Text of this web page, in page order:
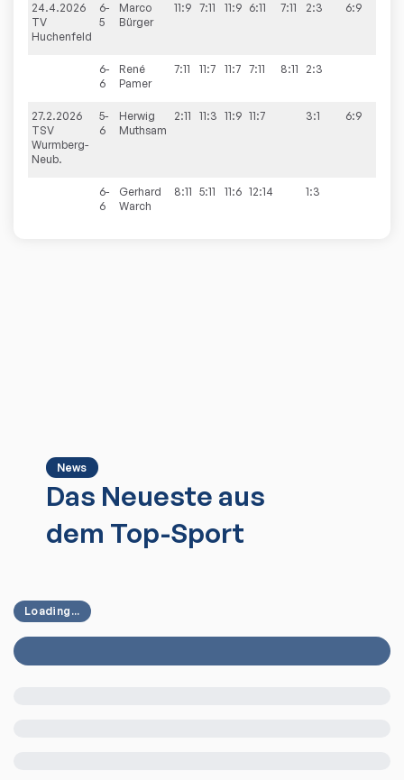
24.4.2026
TV
Huchenfeld
6-
5
Marco
Bürger
11:9 7:11 11:9 6:11 7:11 2:3 6:9
6-
6
René
Pamer
7:11 11:7 11:7 7:11 8:11 2:3
27.2.2026
TSV
Wurmberg-
Neub.
5-
6
Herwig
Muthsam
2:11 11:3 11:9 11:7 3:1 6:9
6-
6
Gerhard
Warch
8:11 5:11 11:6 12:14 1:3
News
Das Neueste aus
dem Top-Sport
Loading...